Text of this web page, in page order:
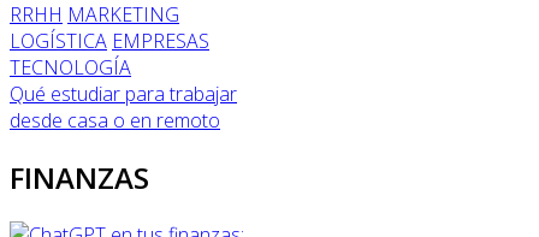
RRHH MARKETING
LOGÍSTICA EMPRESAS
TECNOLOGÍA
Qué estudiar para trabajar
desde casa o en remoto
FINANZAS